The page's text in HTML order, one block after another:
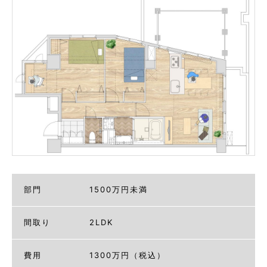
部門 1500万円未満
間取り 2LDK
費用 1300万円（税込）